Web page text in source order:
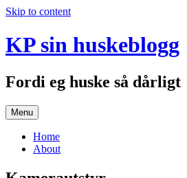
Skip to content
KP sin huskeblogg
Fordi eg huske så dårligt
Menu
Home
About